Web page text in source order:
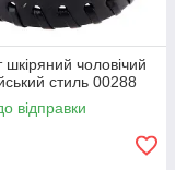
шкіряний чоловічий
стиль 00288
відправки